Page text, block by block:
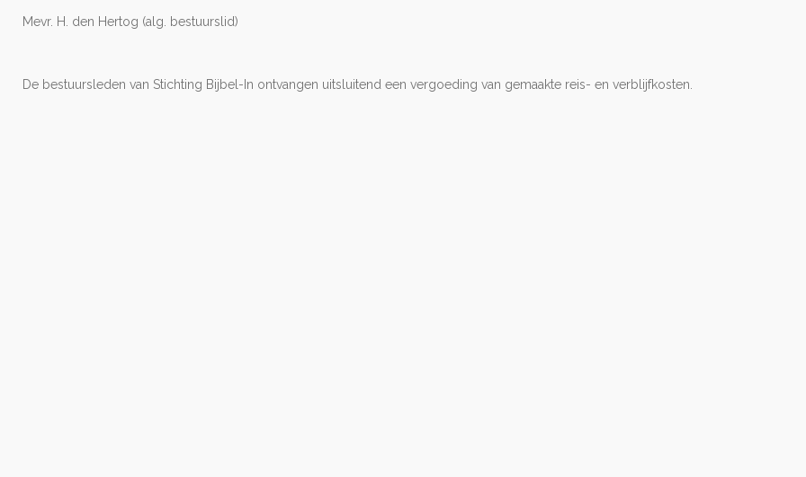
Mevr. H. den Hertog (alg. bestuurslid)
De bestuursleden van Stichting Bijbel-In ontvangen uitsluitend een vergoeding van gemaakte reis- en verblijfkosten.